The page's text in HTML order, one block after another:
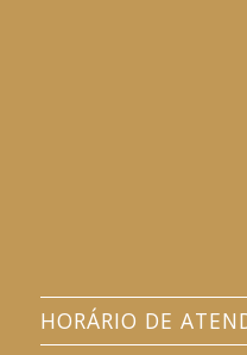
HORÁRIO DE